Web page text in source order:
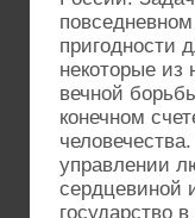
пригодности
некоторые
вечной
конечном
управлении
сердцевиной
государство